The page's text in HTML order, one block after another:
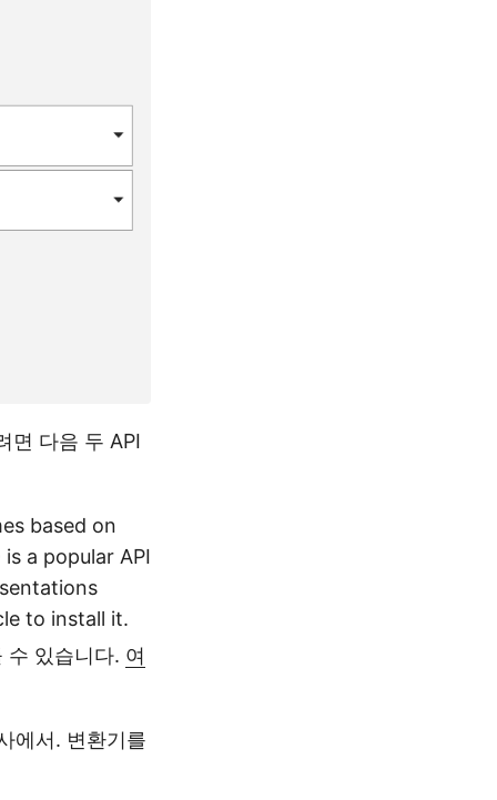
면 다음 두 API
based on
is a popular API
to install it.
수 있습니다. 여
에서. 변환기를